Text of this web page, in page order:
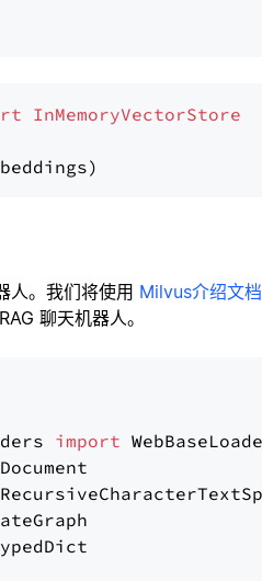
InMemoryVectorStore
人。我们将使用 Milvus介绍文档
聊天机器人。
import